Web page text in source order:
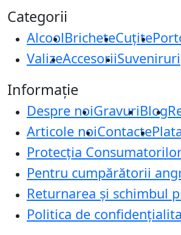
Categorii
AlcoolBricheteCuțite
ValizeAccesoriiSuveniruri
Informație
Despre noiGravuriBlog
Articole noiContacte
Protecţia
Pentru cumpărătorii
Returnarea și schimbul
Politica de